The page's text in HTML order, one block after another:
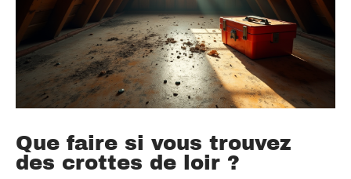
Que faire si vous trouvez
des crottes de loir ?